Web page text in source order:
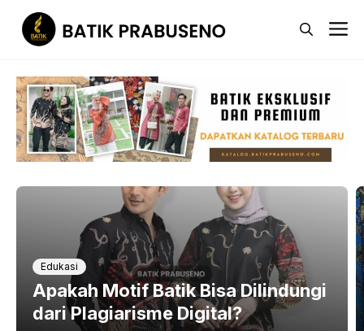
content
Edukasi
Apakah Motif Batik Bisa Dilindungi
dari Plagiarisme Digital?